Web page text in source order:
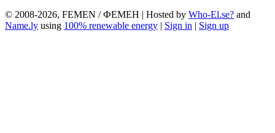
© 2008-2026, FEMEN / ФЕМЕН | Hosted by Who-El.se? and
Name.ly using 100% renewable energy | Sign in | Sign up